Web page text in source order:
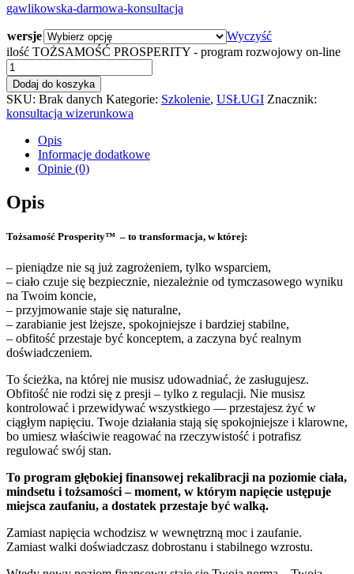
gawlikowska-darmowa-konsultacja
wersje
Wyczyść
ilość TOŻSAMOŚĆ PROSPERITY - program rozwojowy on-line
Dodaj do koszyka
SKU: Brak danych Kategorie: Szkolenie, USŁUGI Znacznik:
konsultacja wizerunkowa
Opis
Informacje dodatkowe
Opinie (0)
Opis
Tożsamość Prosperity™ – to transformacja, w której:
– pieniądze nie są już zagrożeniem, tylko wsparciem,
– ciało czuje się bezpiecznie, niezależnie od tymczasowego wyniku
na Twoim koncie,
– przyjmowanie staje się naturalne,
– zarabianie jest lżejsze, spokojniejsze i bardziej stabilne,
– obfitość przestaje być konceptem, a zaczyna być realnym
doświadczeniem.
To ścieżka, na której nie musisz udowadniać, że zasługujesz.
Obfitość nie rodzi się z presji – tylko z regulacji. Nie musisz
kontrolować i przewidywać wszystkiego — przestajesz żyć w
ciągłym napięciu. Twoje działania stają się spokojniejsze i klarowne,
bo umiesz właściwie reagować na rzeczywistość i potrafisz
regulować swój stan.
To program głębokiej finansowej rekalibracji na poziomie ciała,
mindsetu i tożsamości – moment, w którym napięcie ustępuje
miejsca zaufaniu, a dostatek przestaje być walką.
Zamiast napięcia wchodzisz w wewnętrzną moc i zaufanie.
Zamiast walki doświadczasz dobrostanu i stabilnego wzrostu.